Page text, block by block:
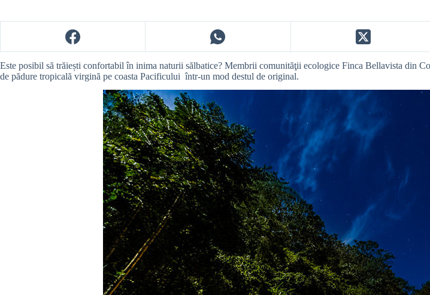
Este posibil să trăiești confortabil în inima naturii sălbatice? Membrii comunităţii ecologice Finca Bellavista din
de pădure tropicală virgină pe coasta Pacificului într-un mod destul de original.